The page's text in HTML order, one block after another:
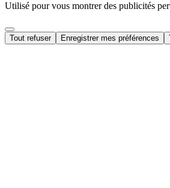
Utilisé pour vous montrer des publicités
Tout refuser Enregistrer mes préférences